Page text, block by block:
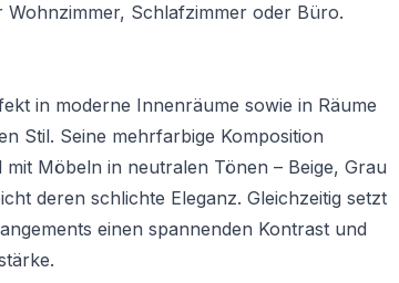
Wohnzimmer, Schlafzimmer oder Büro.
in moderne Innenräume sowie in Räume
Stil. Seine mehrfarbige Komposition
Möbeln in neutralen Tönen – Beige, Grau
deren schlichte Eleganz. Gleichzeitig setzt
einen spannenden Kontrast und